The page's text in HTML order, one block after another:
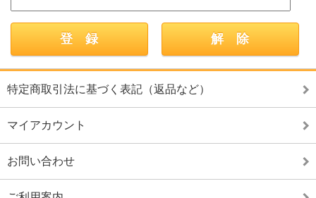
特定商取引法に基づく表記（返品など）
マイアカウント
お問い合わせ